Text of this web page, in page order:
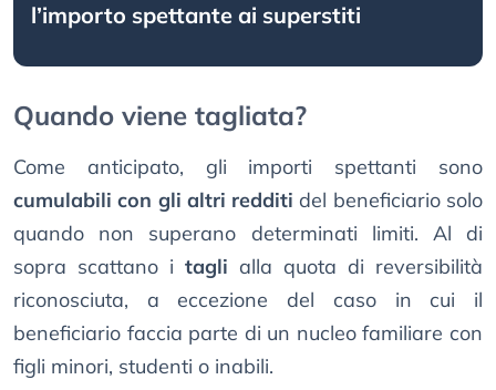
l’importo spettante ai superstiti
Quando viene tagliata?
Come anticipato, gli importi spettanti sono
cumulabili con gli altri redditi del beneficiario solo
quando non superano determinati limiti. Al di
sopra scattano i tagli alla quota di reversibilità
riconosciuta, a eccezione del caso in cui il
beneficiario faccia parte di un nucleo familiare con
figli minori, studenti o inabili.